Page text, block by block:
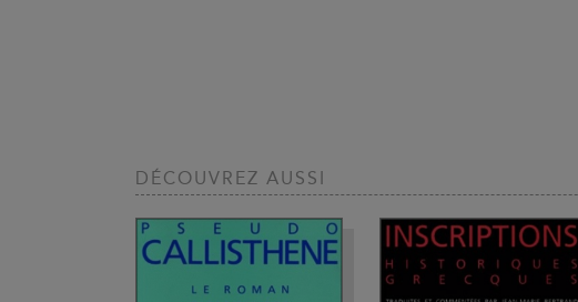
DÉCOUVREZ AUSSI